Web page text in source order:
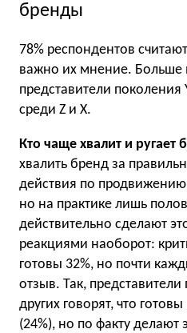
бренды
78% респондентов
важно их мнение. Больше
представители поколения
среди Z и X.
Кто чаще хвалит и ругает
хвалить бренд за
действия по
но на практике лишь
действительно сделают
реакциями наоборот:
готовы 32%, но почти
отзыв. Так,
других говорят, что
(24%), но по факту делают